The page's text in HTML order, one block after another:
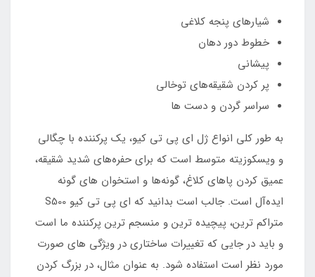
شیارهای پنجه کلاغی
خطوط دور دهان
پیشانی
پر کردن شقیقه‌های توخالی
سراسر گردن و دست‌ ها
به طور کلی انواع ژل ای پی تی کیو، یک پرکننده با چگالی
و ویسکوزیته متوسط است که برای حفره‌های شدید شقیقه،
عمیق‌ کردن پاهای کلاغ، گونه‌ها و استخوان‌ های گونه
ایده‌آل است. جالب است بدانید که ای پی تی کیو S500
متراکم ترین، پیچیده ترین و منسجم ترین پرکننده ما است
و باید در جایی که تغییرات ساختاری در ویژگی های صورت
مورد نظر است استفاده شود. به عنوان مثال، در بزرگ کردن